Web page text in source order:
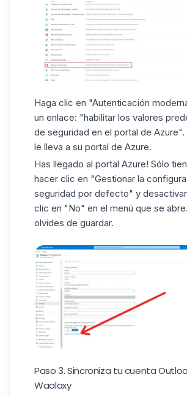
Haga clic en "Autenticación
un enlace: "habilitar los valores
de seguridad en el portal de Azure"
le lleva a su portal de Azure.
Has llegado al portal Azure! Sólo
hacer clic en "Gestionar la
seguridad por defecto" y
clic en "No" en el menú que se
olvides de guardar.
Paso 3. Sincroniza tu cuenta
Waalaxy